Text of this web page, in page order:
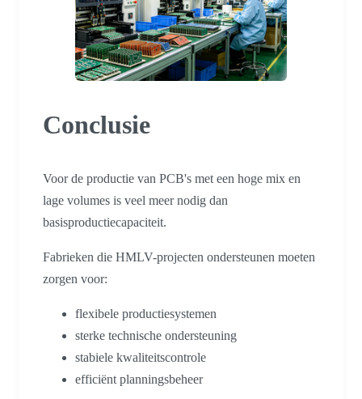
Conclusie
Voor de productie van PCB's met een hoge mix en
lage volumes is veel meer nodig dan
basisproductiecapaciteit.
Fabrieken die HMLV-projecten ondersteunen moeten
zorgen voor:
flexibele productiesystemen
sterke technische ondersteuning
stabiele kwaliteitscontrole
efficiënt planningsbeheer